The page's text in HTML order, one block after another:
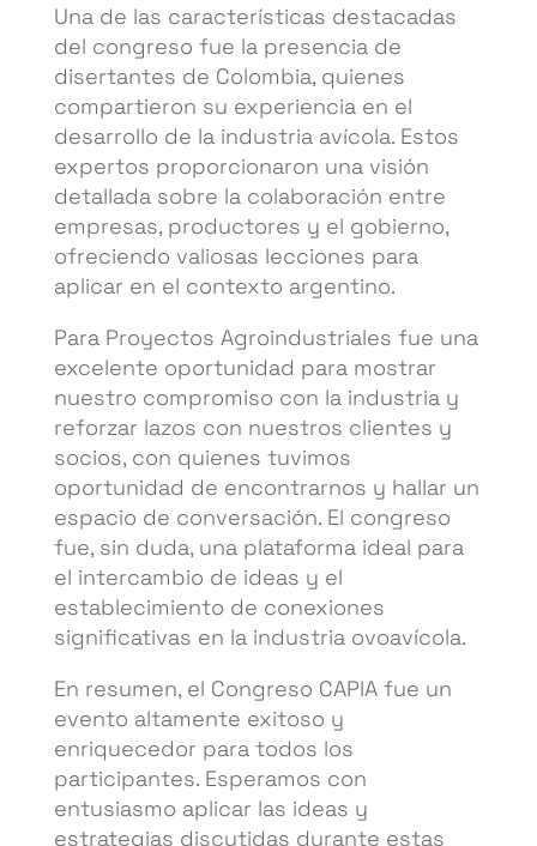
Una de las características destacadas
del congreso fue la presencia de
disertantes de Colombia, quienes
compartieron su experiencia en el
desarrollo de la industria avícola. Estos
expertos proporcionaron una visión
detallada sobre la colaboración entre
empresas, productores y el gobierno,
ofreciendo valiosas lecciones para
aplicar en el contexto argentino.
Para Proyectos Agroindustriales fue una
excelente oportunidad para mostrar
nuestro compromiso con la industria y
reforzar lazos con nuestros clientes y
socios, con quienes tuvimos
oportunidad de encontrarnos y hallar un
espacio de conversación. El congreso
fue, sin duda, una plataforma ideal para
el intercambio de ideas y el
establecimiento de conexiones
significativas en la industria ovoavícola.
En resumen, el Congreso CAPIA fue un
evento altamente exitoso y
enriquecedor para todos los
participantes. Esperamos con
entusiasmo aplicar las ideas y
estrategias discutidas durante estas